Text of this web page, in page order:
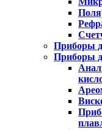
Приборы
Приборы